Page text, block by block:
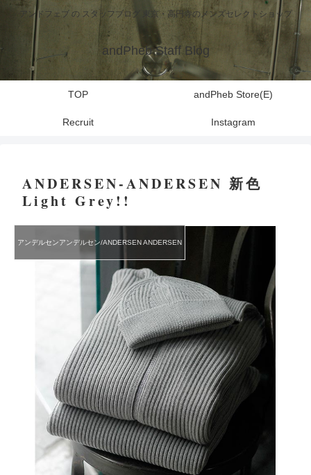
アンドフェブ の スタッフブログ 東京・高円寺のメンズセレクトショップ
andPheb Staff Blog
TOP andPheb Store(E)
Recruit Instagram
ANDERSEN-ANDERSEN 新色
Light Grey!!
アンデルセンアンデルセン/ANDERSEN ANDERSEN